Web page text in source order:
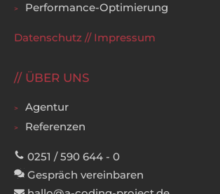
Performance-Optimierung
Datenschutz // Impressum
ÜBER UNS
Agentur
Referenzen
0251 / 590 644 - 0
Gespräch vereinbaren